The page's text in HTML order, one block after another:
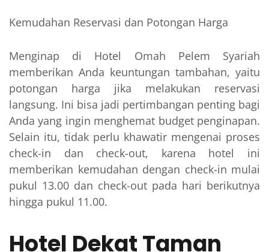
Kemudahan Reservasi dan Potongan Harga
Menginap di Hotel Omah Pelem Syariah
memberikan Anda keuntungan tambahan, yaitu
potongan harga jika melakukan reservasi
langsung. Ini bisa jadi pertimbangan penting bagi
Anda yang ingin menghemat budget penginapan.
Selain itu, tidak perlu khawatir mengenai proses
check-in dan check-out, karena hotel ini
memberikan kemudahan dengan check-in mulai
pukul 13.00 dan check-out pada hari berikutnya
hingga pukul 11.00.
Hotel Dekat Taman